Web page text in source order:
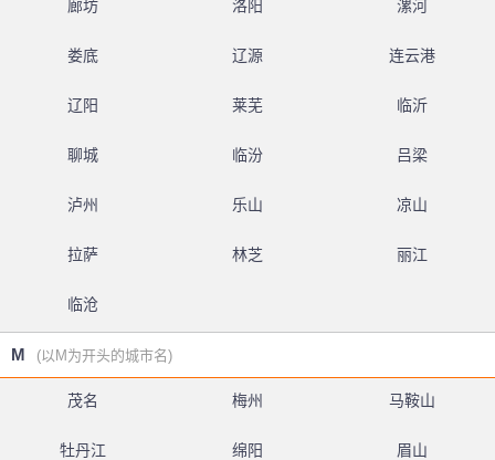
廊坊 洛阳 漯河
娄底 辽源 连云港
辽阳 莱芜 临沂
聊城 临汾 吕梁
泸州 乐山 凉山
拉萨 林芝 丽江
临沧
M (以M为开头的城市名)
茂名 梅州 马鞍山
牡丹江 绵阳 眉山